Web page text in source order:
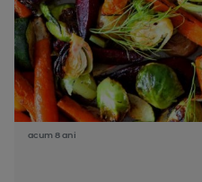
acum 8 ani